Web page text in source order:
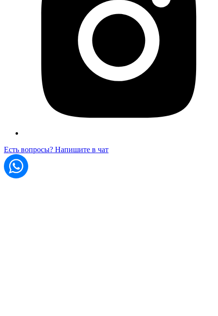
Есть вопросы? Напишите в чат